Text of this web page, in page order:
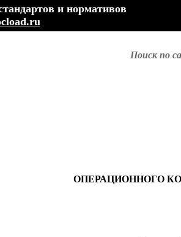
и нормативов
Поиск по
ОПЕРАЦИОННОГО